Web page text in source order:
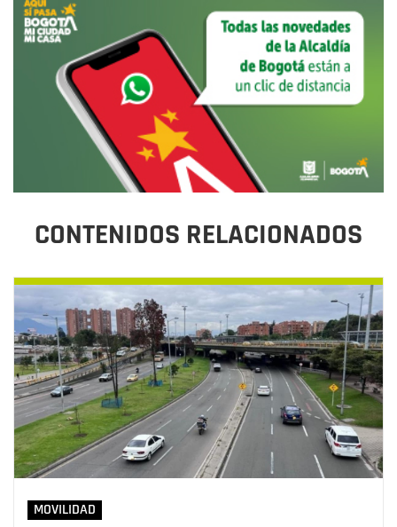
CONTENIDOS RELACIONADOS
MOVILIDAD